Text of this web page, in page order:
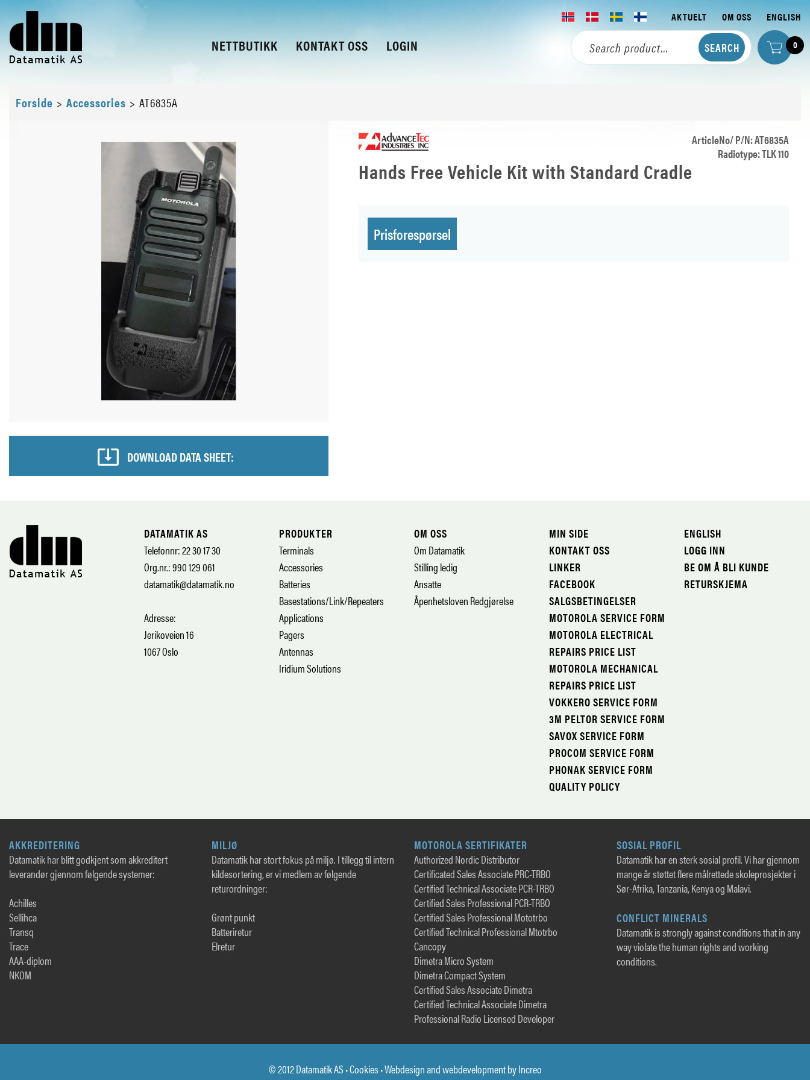
NETTBUTIKK KONTAKT OSS LOGIN
AKTUELT OM OSS ENGLISH
0
Forside > Accessories > AT6835A
DOWNLOAD DATA SHEET:
ArticleNo/ P/N: AT6835A
Radiotype: TLK 110
Hands Free Vehicle Kit with Standard Cradle
Prisforespørsel
DATAMATIK AS
Telefonnr: 22 30 17 30
Org.nr.: 990 129 061
datamatik@datamatik.no
Adresse:
Jerikoveien 16
1067 Oslo
PRODUKTER
Terminals
Accessories
Batteries
Basestations/Link/Repeaters
Applications
Pagers
Antennas
Iridium Solutions
OM OSS
Om Datamatik
Stilling ledig
Ansatte
Åpenhetsloven Redgjørelse
MIN SIDE
KONTAKT OSS
LINKER
FACEBOOK
SALGSBETINGELSER
MOTOROLA SERVICE FORM
MOTOROLA ELECTRICAL
REPAIRS PRICE LIST
MOTOROLA MECHANICAL
REPAIRS PRICE LIST
VOKKERO SERVICE FORM
3M PELTOR SERVICE FORM
SAVOX SERVICE FORM
PROCOM SERVICE FORM
PHONAK SERVICE FORM
QUALITY POLICY
ENGLISH
LOGG INN
BE OM Å BLI KUNDE
RETURSKJEMA
AKKREDITERING
Datamatik har blitt godkjent som akkreditert
leverandør gjennom følgende systemer:
Achilles
Sellihca
Transq
Trace
AAA-diplom
NKOM
MILJØ
Datamatik har stort fokus på miljø. I tillegg til intern
kildesortering, er vi medlem av følgende
returordninger:
Grønt punkt
Batteriretur
Elretur
MOTOROLA SERTIFIKATER
Authorized Nordic Distributor
Certificated Sales Associate PRC-TRBO
Certified Technical Associate PCR-TRBO
Certified Sales Professional PCR-TRBO
Certified Sales Professional Mototrbo
Certified Technical Professional Mtotrbo
Cancopy
Dimetra Micro System
Dimetra Compact System
Certified Sales Associate Dimetra
Certified Technical Associate Dimetra
Professional Radio Licensed Developer
SOSIAL PROFIL
Datamatik har en sterk sosial profil. Vi har gjennom
mange år støttet flere målrettede skoleprosjekter i
Sør-Afrika, Tanzania, Kenya og Malavi.
CONFLICT MINERALS
Datamatik is strongly against conditions that in any
way violate the human rights and working
conditions.
© 2012 Datamatik AS •Cookies • Webdesign and webdevelopment byIncreo